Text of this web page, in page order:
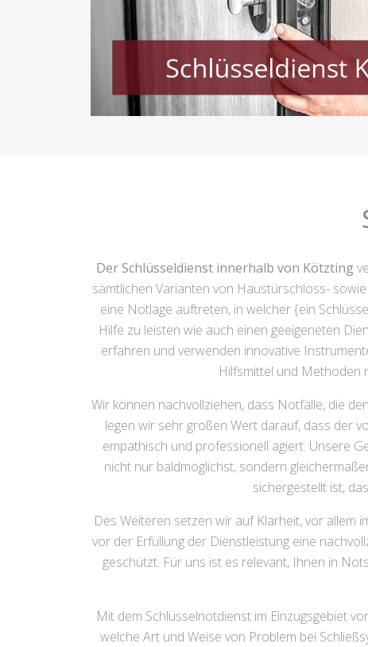
Der Schlüsseldienst innerhalb von Kötzting
sämtlichen Varianten von Haustürschloss-
eine Notlage auftreten, in welcher {ein
Hilfe zu leisten wie auch einen geeigeneten
erfahren und verwenden innovative
Hilfsmittel und Methoden
Wir können nachvollziehen, dass Notfälle, die
legen wir sehr großen Wert darauf, dass der
empathisch und professionell agiert. Unsere
nicht nur baldmöglichst, sondern
sichergestellt ist,
Des Weiteren setzen wir auf Klarheit, vor allem
vor der Erfüllung der Dienstleistung eine
geschützt. Für uns ist es relevant, Ihnen in
Mit dem Schlüsselnotdienst im Einzugsgebiet
welche Art und Weise von Problem bei